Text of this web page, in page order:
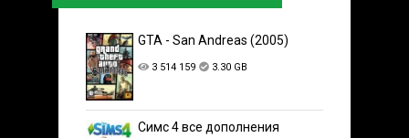
GTA - San Andreas (2005)
3 514 159 3.30 GB
Симс 4 все дополнения